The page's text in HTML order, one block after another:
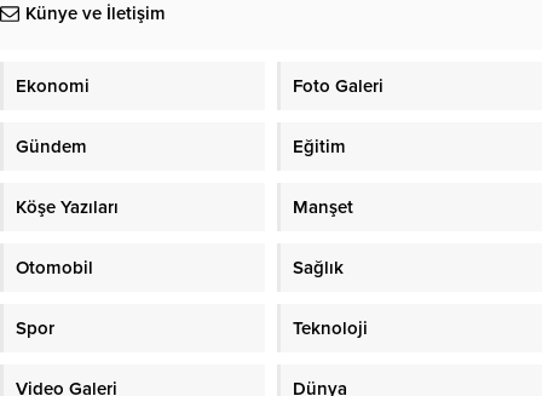
Künye ve İletişim
Ekonomi Foto Galeri
Gündem Eğitim
Köşe Yazıları Manşet
Otomobil Sağlık
Spor Teknoloji
Video Galeri Dünya